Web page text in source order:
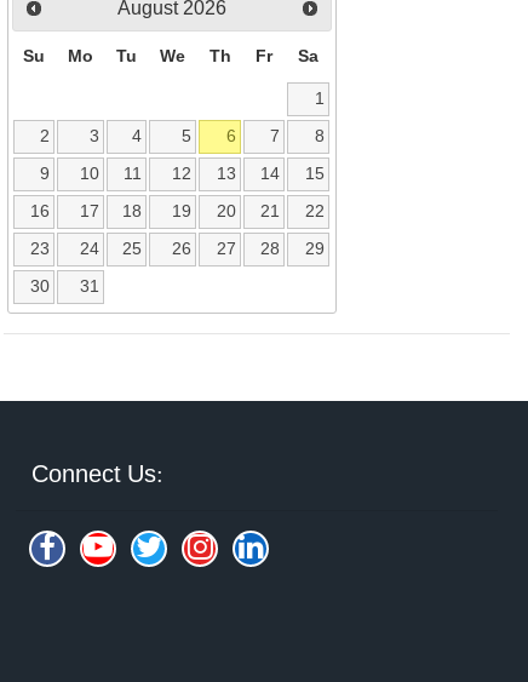
August 2026
Su Mo Tu We Th Fr Sa
1
2
3 4 5 6 7
8
9
10 11 12 13 14
15
16
17 18 19 20 21
22
23
24 25 26 27 28
29
30
31
Connect Us: